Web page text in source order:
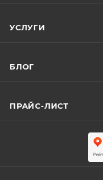
УСЛУГИ
БЛОГ
ПРАЙС-ЛИСТ